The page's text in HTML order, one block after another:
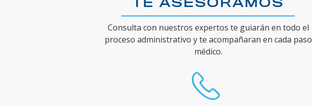
TE ASESORAMOS
Consulta con nuestros expertos te guiarán en todo el
proceso administrativo y te acompañaran en cada paso
médico.